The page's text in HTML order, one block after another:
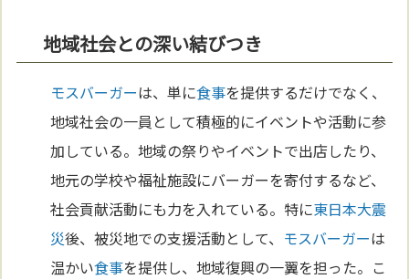
地域社会との深い結びつき
モスバーガーは、単に食事を提供するだけでなく、
地域社会の一員として積極的にイベントや活動に参
加している。地域の祭りやイベントで出店したり、
地元の学校や福祉施設にバーガーを寄付するなど、
社会貢献活動にも力を入れている。特に東日本大震
災後、被災地での支援活動として、 モスバーガーは
温かい食事を提供し、地域復興の一翼を担った。こ